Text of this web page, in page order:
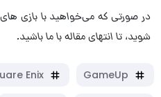
در صورتی که می‌خواهید با بازی
شوید، تا انتهای مقاله با ما باشید.
GameUp
Enix